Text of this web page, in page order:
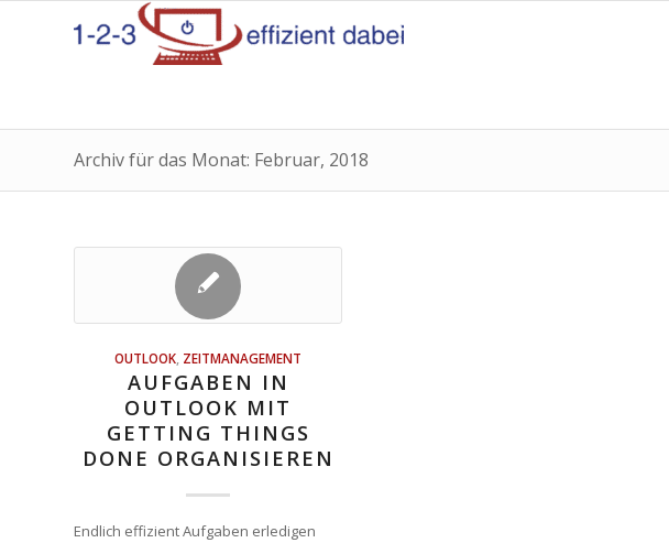
Archiv für das Monat: Februar, 2018
OUTLOOK ZEITMANAGEMENT
AUFGABEN IN
OUTLOOK MIT
GETTING THINGS
DONE ORGANISIEREN
Endlich effizient Aufgaben erledigen